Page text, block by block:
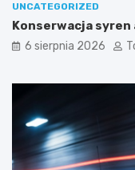
UNCATEGORIZED
Konserwacja syren
6 sierpnia 2026